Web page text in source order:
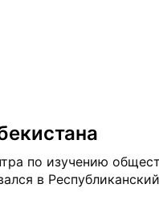
по изучению
в